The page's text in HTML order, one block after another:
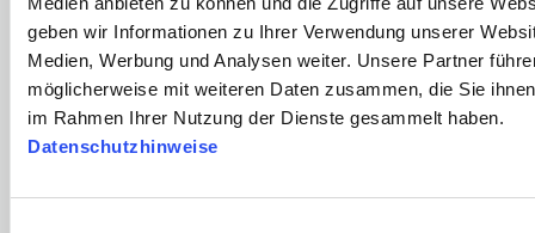
geben wir Informationen zu Ihrer Verwendung unserer
Medien, Werbung und Analysen weiter. Unsere Partner
möglicherweise mit weiteren Daten zusammen, die Sie
im Rahmen Ihrer Nutzung der Dienste gesammelt haben.
Datenschutzhinweise